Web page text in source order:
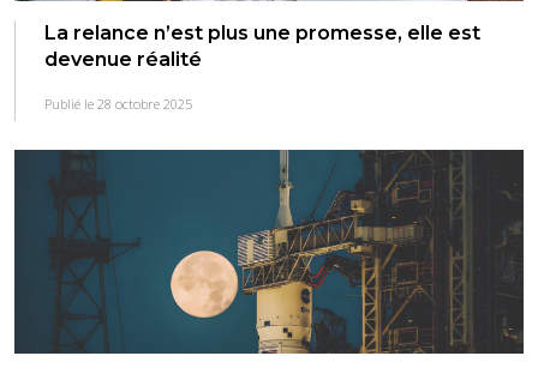
La relance n’est plus une promesse, elle est
devenue réalité
Publié le 28 octobre 2025